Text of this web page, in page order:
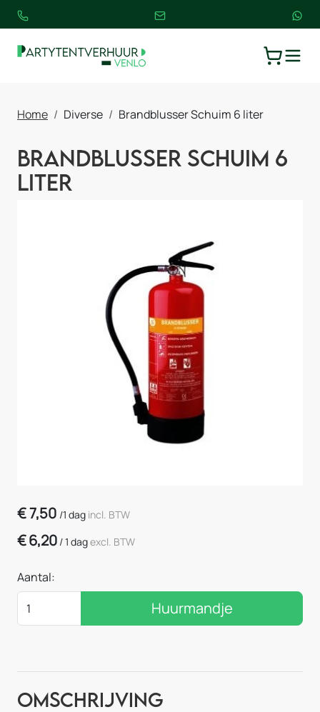
Home Diverse Brandblusser Schuim 6 liter
Brandblusser Schuim 6
liter
€7,50 /1 dag incl. BTW
€6,20 /1 dagexcl. BTW
Aantal:
Huurmandje
Omschrijving